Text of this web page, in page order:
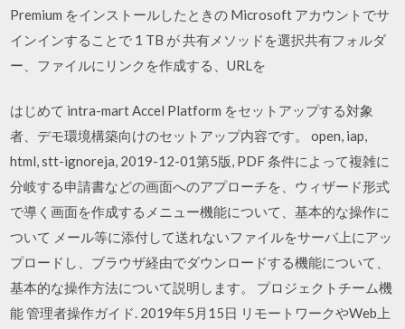
Premium をインストールしたときの Microsoft アカウントでサ
インインすることで 1 TB が 共有メソッドを選択共有フォルダ
ー、ファイルにリンクを作成する、URLを
はじめて intra-mart Accel Platform をセットアップする対象
者、デモ環境構築向けのセットアップ内容です。 open, iap,
html, stt-ignoreja, 2019-12-01第5版, PDF 条件によって複雑に
分岐する申請書などの画面へのアプローチを、ウィザード形式
で導く画面を作成するメニュー機能について、基本的な操作に
ついて メール等に添付して送れないファイルをサーバ上にアッ
プロードし、ブラウザ経由でダウンロードする機能について、
基本的な操作方法について説明します。 プロジェクトチーム機
能 管理者操作ガイド. 2019年5月15日 リモートワークやWeb上